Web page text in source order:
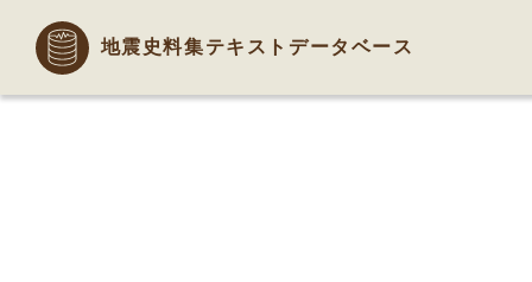
地震史料集テキストデータベース